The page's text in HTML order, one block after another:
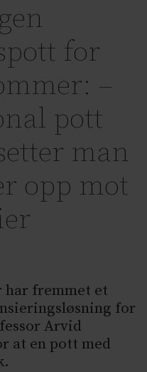
for
–
pott
man
opp mot
har fremmet et
for
Arvid
at en pott med